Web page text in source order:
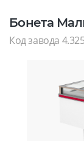
Бонета
Код завода